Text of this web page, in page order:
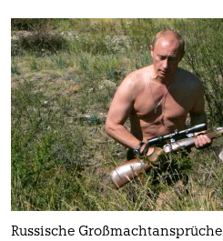
Russische Großmachtansprüche